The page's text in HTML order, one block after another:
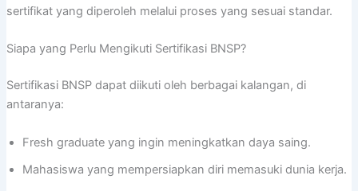
sertifikat yang diperoleh melalui proses yang sesuai standar.
Siapa yang Perlu Mengikuti Sertifikasi BNSP?
Sertifikasi BNSP dapat diikuti oleh berbagai kalangan, di
antaranya:
Fresh graduate yang ingin meningkatkan daya saing.
Mahasiswa yang mempersiapkan diri memasuki dunia kerja.